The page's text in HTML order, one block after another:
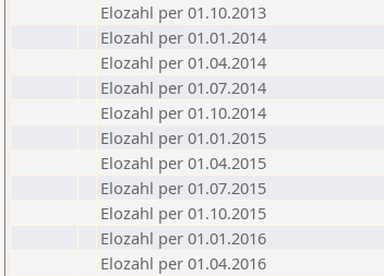
Elozahl per 01.10.2013
Elozahl per 01.01.2014
Elozahl per 01.04.2014
Elozahl per 01.07.2014
Elozahl per 01.10.2014
Elozahl per 01.01.2015
Elozahl per 01.04.2015
Elozahl per 01.07.2015
Elozahl per 01.10.2015
Elozahl per 01.01.2016
Elozahl per 01.04.2016